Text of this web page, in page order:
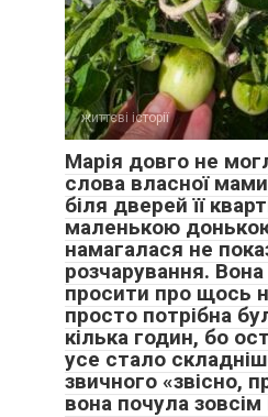
життєві історії
Марія довго не
слова власної
біля дверей її
маленькою
намагалася не
розчарування.
просити про щось
просто потрібна
кілька годин, бо
усе стало
звичного «звісно,
вона почула зовсім